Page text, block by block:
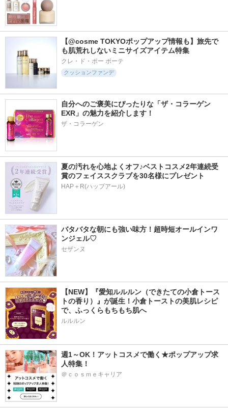
【@cosme TOKYOポップアップ情報も】旅先で
も肌荒れしないミニサイズアイテム特集
クレ・ド・ポー ボーテ
クッションファンデ
自分へのご褒美にぴったりな「ザ・コラーゲン
EXR」の魅力を紹介します！
ザ・コラーゲン
夏の汚れを心地よくオフ♪ベストコスメ2年連続受
賞のフェイススクラブを30名様にプレゼント
HAP＋R(ハップアール)
バタバタな朝にも強い味方！超時短オールインワ
ンジェル♡
セザンヌ
【NEW】『愛知ルルルン（できたての小倉トース
トの香り）』が誕生！小倉トーストの美肌レシピ
で、ふっくらもちもち肌へ
ルルルン
週1～OK！アットコスメで働く★ポップアップ求
人特集！
＠ｃｏｓｍｅキャリア